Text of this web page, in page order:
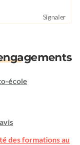
Signaler
école
des formations au